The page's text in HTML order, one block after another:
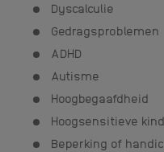
Dyscalculie
Gedragsproblemen
ADHD
Autisme
Hoogbegaafdheid
Hoogsensitieve
Beperking of